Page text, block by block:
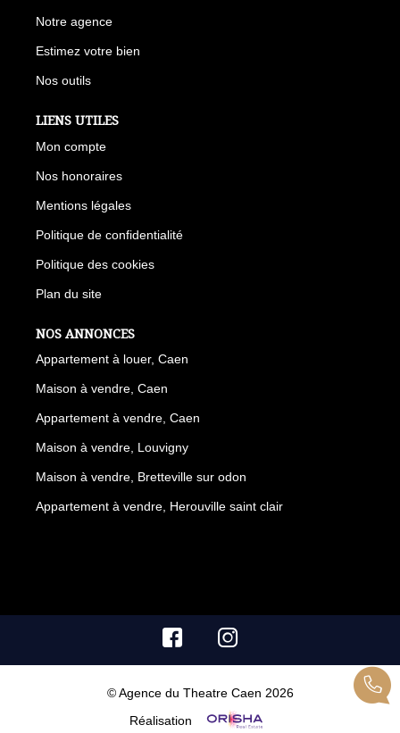
Notre agence
Estimez votre bien
Nos outils
LIENS UTILES
Mon compte
Nos honoraires
Mentions légales
Politique de confidentialité
Politique des cookies
Plan du site
NOS ANNONCES
Appartement à louer, Caen
Maison à vendre, Caen
Appartement à vendre, Caen
Maison à vendre, Louvigny
Maison à vendre, Bretteville sur odon
Appartement à vendre, Herouville saint clair
© Agence du Theatre Caen 2026
Réalisation